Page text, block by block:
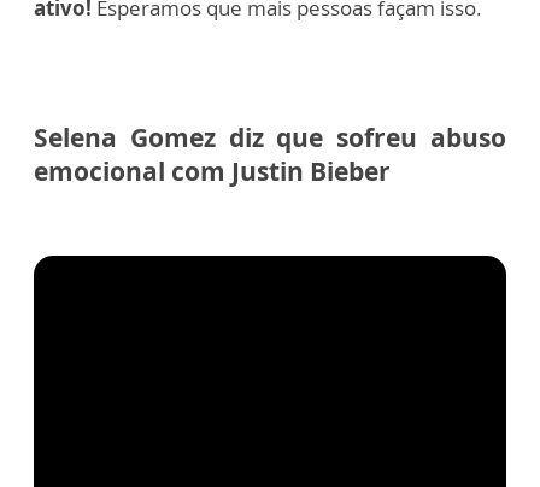
ativo! Esperamos que mais pessoas façam isso.
Selena Gomez diz que sofreu abuso
emocional com Justin Bieber